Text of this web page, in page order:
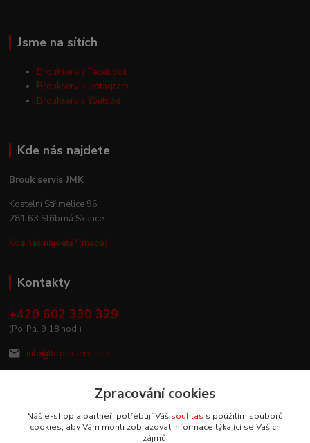
Jsme na sítích
Broukservis Facebook
Broukservis Instagram
Broukservis Youtube
Kde nás najdete
Brouk servis JMK
Kostelní Střimelice 96
281 63 Stříbrná Skalice
Kde nás najdete? (mapa)
Kontakty
+420 602 330 329
(Po-Pá, 9-18 hod.)
info@broukservis.cz
Zpracování cookies
Náš e-shop a partneři potřebují Váš souhlas s použitím souborů
cookies, aby Vám mohli zobrazovat informace týkající se Vašich
zájmů.